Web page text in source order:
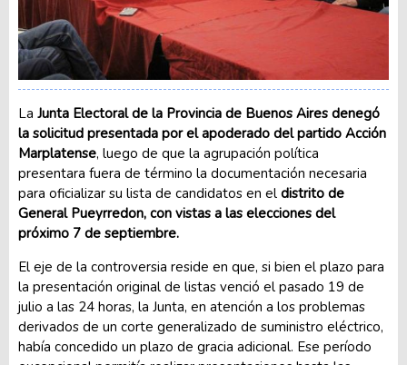
La Junta Electoral de la Provincia de Buenos Aires denegó
la solicitud presentada por el apoderado del partido Acción
Marplatense, luego de que la agrupación política
presentara fuera de término la documentación necesaria
para oficializar su lista de candidatos en el distrito de
General Pueyrredon, con vistas a las elecciones del
próximo 7 de septiembre.
El eje de la controversia reside en que, si bien el plazo para
la presentación original de listas venció el pasado 19 de
julio a las 24 horas, la Junta, en atención a los problemas
derivados de un corte generalizado de suministro eléctrico,
había concedido un plazo de gracia adicional. Ese período